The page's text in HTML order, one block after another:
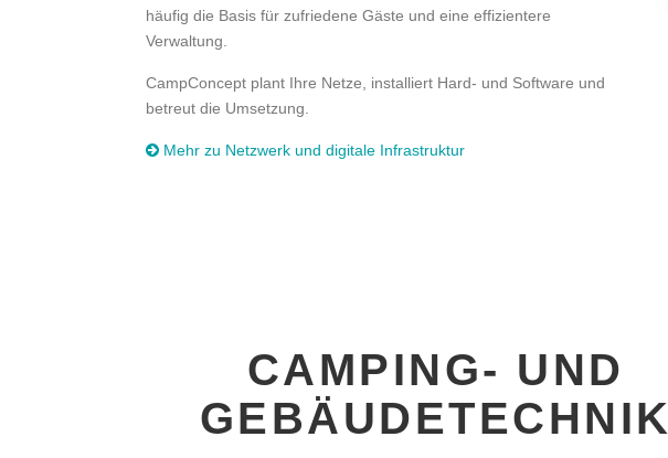
häufig die Basis für zufriedene Gäste und eine effizientere
Verwaltung.
CampConcept plant Ihre Netze, installiert Hard- und Software und
betreut die Umsetzung.
Mehr zu Netzwerk und digitale Infrastruktur
CAMPING- UND
GEBÄUDETECHNIK